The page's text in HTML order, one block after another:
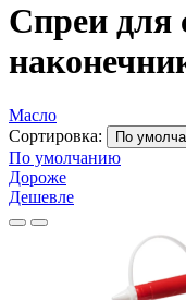
Спреи для
Масло
Сортировка:
По
По умолчанию
Дороже
Дешевле